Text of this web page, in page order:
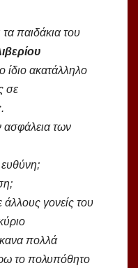
παιδάκια του
ίδιο ακατάλληλο
σε
ασφάλεια των
ευθύνη;
άλλους γονείς του
πολλά
το πολυπόθητο